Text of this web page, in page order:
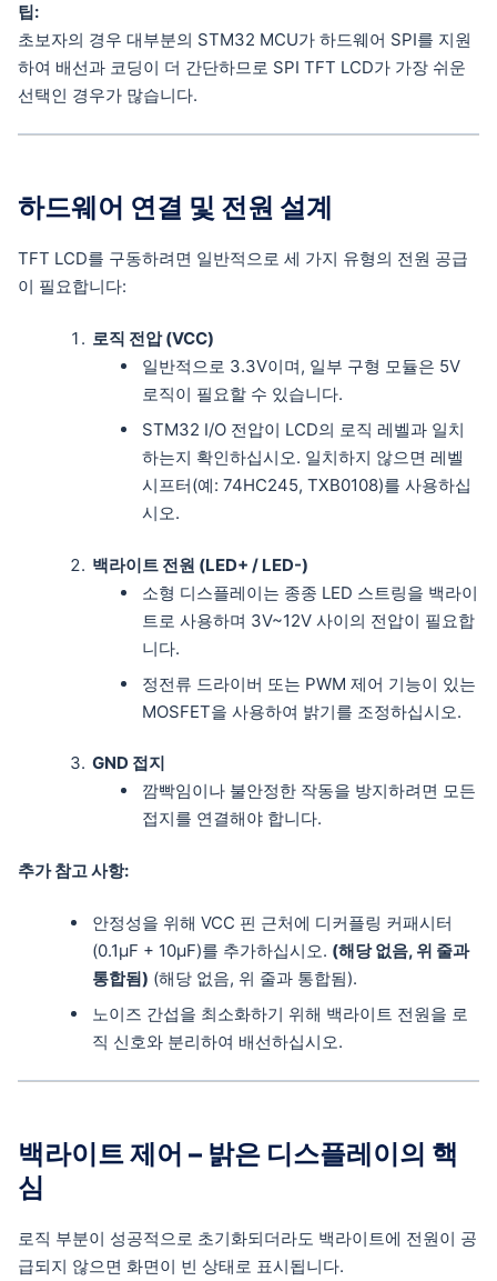
팁:
초보자의 경우 대부분의 STM32 MCU가 하드웨어 SPI를 지원
하여 배선과 코딩이 더 간단하므로 SPI TFT LCD가 가장 쉬운
선택인 경우가 많습니다.
하드웨어 연결 및 전원 설계
TFT LCD를 구동하려면 일반적으로 세 가지 유형의 전원 공급
이 필요합니다:
로직 전압 (VCC)
일반적으로 3.3V이며, 일부 구형 모듈은 5V
로직이 필요할 수 있습니다.
STM32 I/O 전압이 LCD의 로직 레벨과 일치
하는지 확인하십시오. 일치하지 않으면 레벨
시프터(예: 74HC245, TXB0108)를 사용하십
시오.
백라이트 전원 (LED+ / LED-)
소형 디스플레이는 종종 LED 스트링을 백라이
트로 사용하며 3V~12V 사이의 전압이 필요합
니다.
정전류 드라이버 또는 PWM 제어 기능이 있는
MOSFET을 사용하여 밝기를 조정하십시오.
GND 접지
깜빡임이나 불안정한 작동을 방지하려면 모든
접지를 연결해야 합니다.
추가 참고 사항:
안정성을 위해 VCC 핀 근처에 디커플링 커패시터
(0.1µF + 10µF)를 추가하십시오. (해당 없음, 위 줄과
통합됨) (해당 없음, 위 줄과 통합됨).
노이즈 간섭을 최소화하기 위해 백라이트 전원을 로
직 신호와 분리하여 배선하십시오.
백라이트 제어 – 밝은 디스플레이의 핵
심
로직 부분이 성공적으로 초기화되더라도 백라이트에 전원이 공
급되지 않으면 화면이 빈 상태로 표시됩니다.